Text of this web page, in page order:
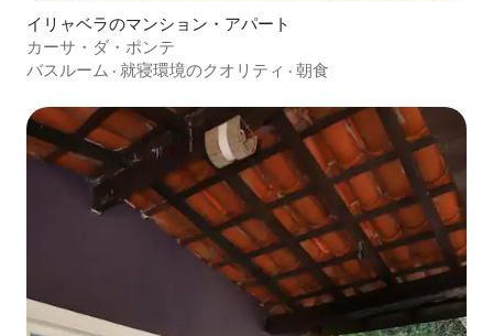
イリャベラのマンション・アパート
カーサ・ダ・ポンテ
バスルーム · 就寝環境のクオリティ · 朝食